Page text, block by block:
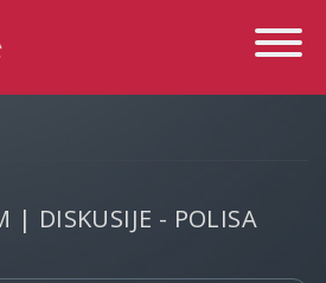
Toggle
| DISKUSIJE - POLISA